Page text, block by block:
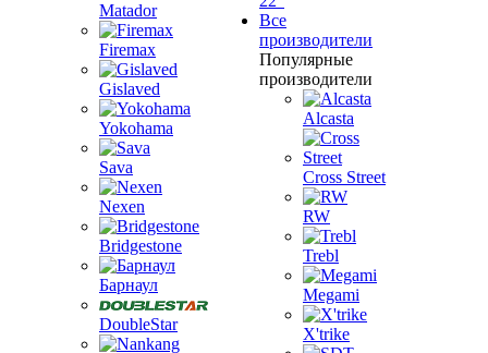
Matador
Firemax
Gislaved
Yokohama
Sava
Nexen
Bridgestone
Барнаул
DoubleStar
Все
производители
Популярные
производители
Alcasta
Cross Street
RW
Trebl
Megami
X'trike